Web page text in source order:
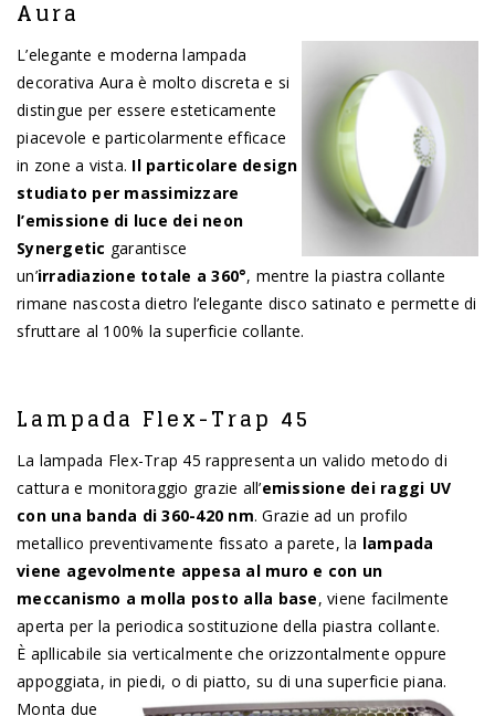
Aura
L’elegante e moderna lampada
decorativa Aura è molto discreta e si
distingue per essere esteticamente
piacevole e particolarmente efficace
in zone a vista. Il particolare design
studiato per massimizzare
l’emissione di luce dei neon
Synergetic garantisce
un’irradiazione totale a 360°, mentre la piastra collante
rimane nascosta dietro l’elegante disco satinato e permette di
sfruttare al 100% la superficie collante.
Lampada Flex-Trap 45
La lampada Flex-Trap 45 rappresenta un valido metodo di
cattura e monitoraggio grazie all’emissione dei raggi UV
con una banda di 360-420 nm. Grazie ad un profilo
metallico preventivamente fissato a parete, la lampada
viene agevolmente appesa al muro e con un
meccanismo a molla posto alla base, viene facilmente
aperta per la periodica sostituzione della piastra collante.
È apllicabile sia verticalmente che orizzontalmente oppure
appoggiata, in piedi, o di piatto, su di una superficie piana.
Monta due